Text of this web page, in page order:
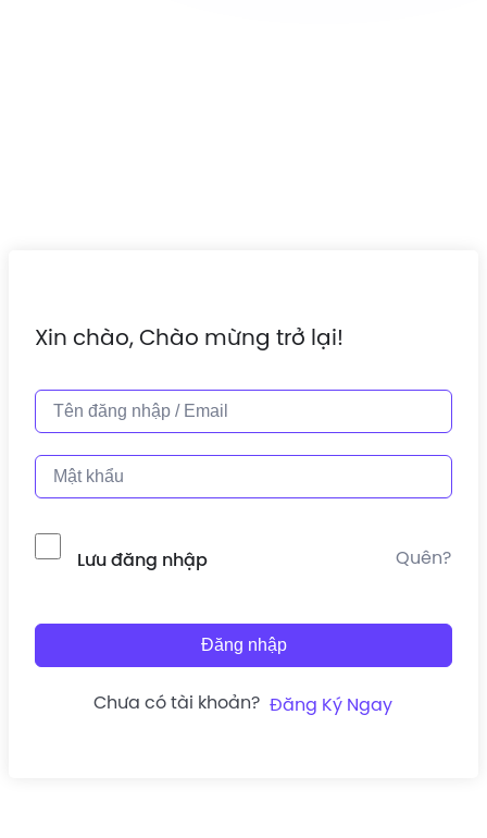
Xin chào, Chào mừng trở lại!
Lưu đăng nhập Quên?
Đăng nhập
Chưa có tài khoản? Đăng Ký Ngay